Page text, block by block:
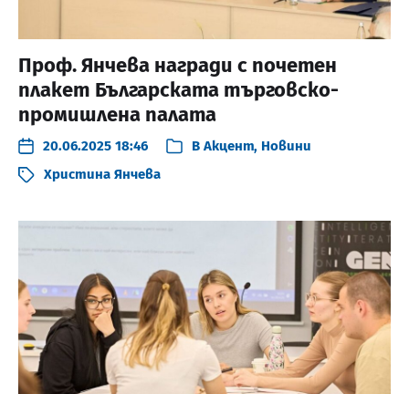
Проф. Янчева награди с почетен
плакет Българската търговско-
промишлена палата
20.06.2025 18:46 В Акцент, Новини
Христина Янчева